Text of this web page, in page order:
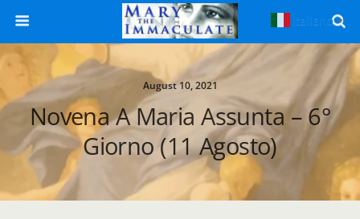
August 10, 2021
Novena A Maria Assunta – 6°
Giorno (11 Agosto)
Italiano ▼